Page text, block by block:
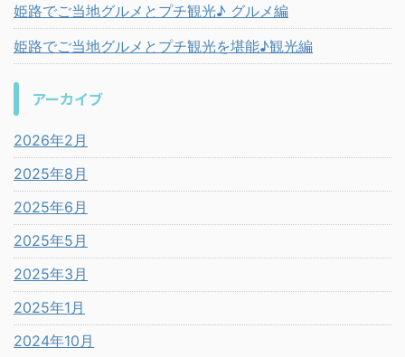
姫路でご当地グルメとプチ観光♪ グルメ編
姫路でご当地グルメとプチ観光を堪能♪観光編
アーカイブ
2026年2月
2025年8月
2025年6月
2025年5月
2025年3月
2025年1月
2024年10月